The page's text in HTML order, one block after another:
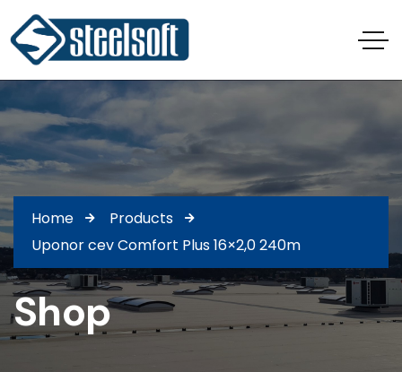
Home
Products
Uponor cev Comfort Plus 16×2,0 240m
Shop